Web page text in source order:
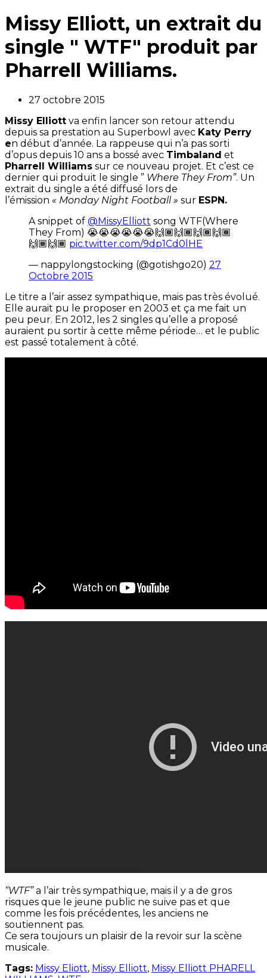
Missy Elliott, un extrait du
single " WTF" produit par
Pharrell Williams.
27 octobre 2015
Missy Elliott va enfin lancer son retour attendu
depuis sa prestation au Superbowl avec Katy Perry
en début d’année. La rappeuse qui n’a pas sorti
d’opus depuis 10 ans a bossé avec Timbaland et
Pharrell Williams sur ce nouveau projet. Et c’est ce
dernier qui produit le single ” Where They From”. Un
extrait du single a été diffusé lors de
l’émission « Monday Night Football » sur ESPN.
A snippet of @MissyElliott song WTF(Where
They From) 😭😭😭😭😭😭🙌🏾🙌🏾🙌🏾🙌🏾
🙌🏾🙌🏾 pic.twitter.com/9dp1Cd0lHE
— nappylongstocking (@gotishgo20) 27
Octobre 2015
Le titre a l’air assez sympathique, mais pas très évolué.
Elle aurait pu le proposer en 2003 et ça me fait un
peu peur. En 2012, les 2 singles qu’elle a proposé
auraient pu sortir à cette même période… et le public
est passé totalement à côté.
“WTF”a l’air très sympathique, mais il y a de gros
risques que le jeune public ne suive pas et que
comme les fois précédentes, les anciens ne
soutiennent pas.
Ce sera toujours un plaisir de la revoir sur la scène
musicale.
Tags: Missy Eliott, Missy Elliott, Missy Elliott PHARELL